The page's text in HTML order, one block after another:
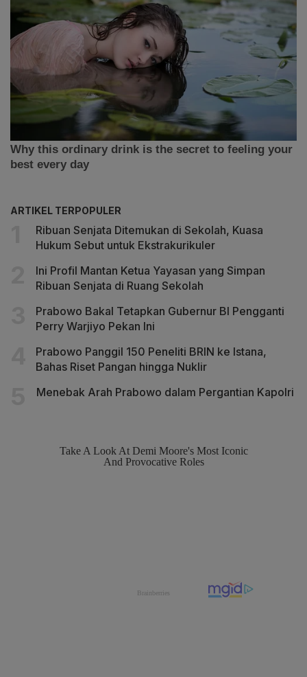
ARTIKEL TERPOPULER
Ribuan Senjata Ditemukan di Sekolah, Kuasa
Hukum Sebut untuk Ekstrakurikuler
Ini Profil Mantan Ketua Yayasan yang Simpan
Ribuan Senjata di Ruang Sekolah
Prabowo Bakal Tetapkan Gubernur BI Pengganti
Perry Warjiyo Pekan Ini
Prabowo Panggil 150 Peneliti BRIN ke Istana,
Bahas Riset Pangan hingga Nuklir
Menebak Arah Prabowo dalam Pergantian Kapolri